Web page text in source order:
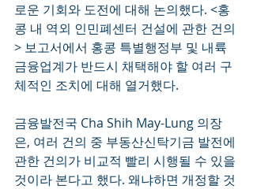
로운 기회와 도전에 대해 논의했다. <홍
콩 내 역외 인민폐센터 건설에 관한 건의
> 보고서에서 홍콩 특별행정부 및 내륙
금융업계가 반드시 채택해야 할 여러 구
체적인 조치에 대해 열거했다.
금융발전국 Cha Shih May-Lung 의장
은, 여러 건의 중 부동산신탁기금 발전에
관한 건의가 비교적 빨리 시행될 수 있을
것이라 본다고 했다. 왜냐하면 개정할 것